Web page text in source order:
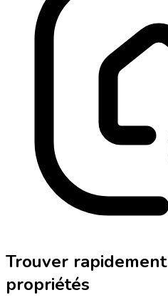
Trouver
propriétés